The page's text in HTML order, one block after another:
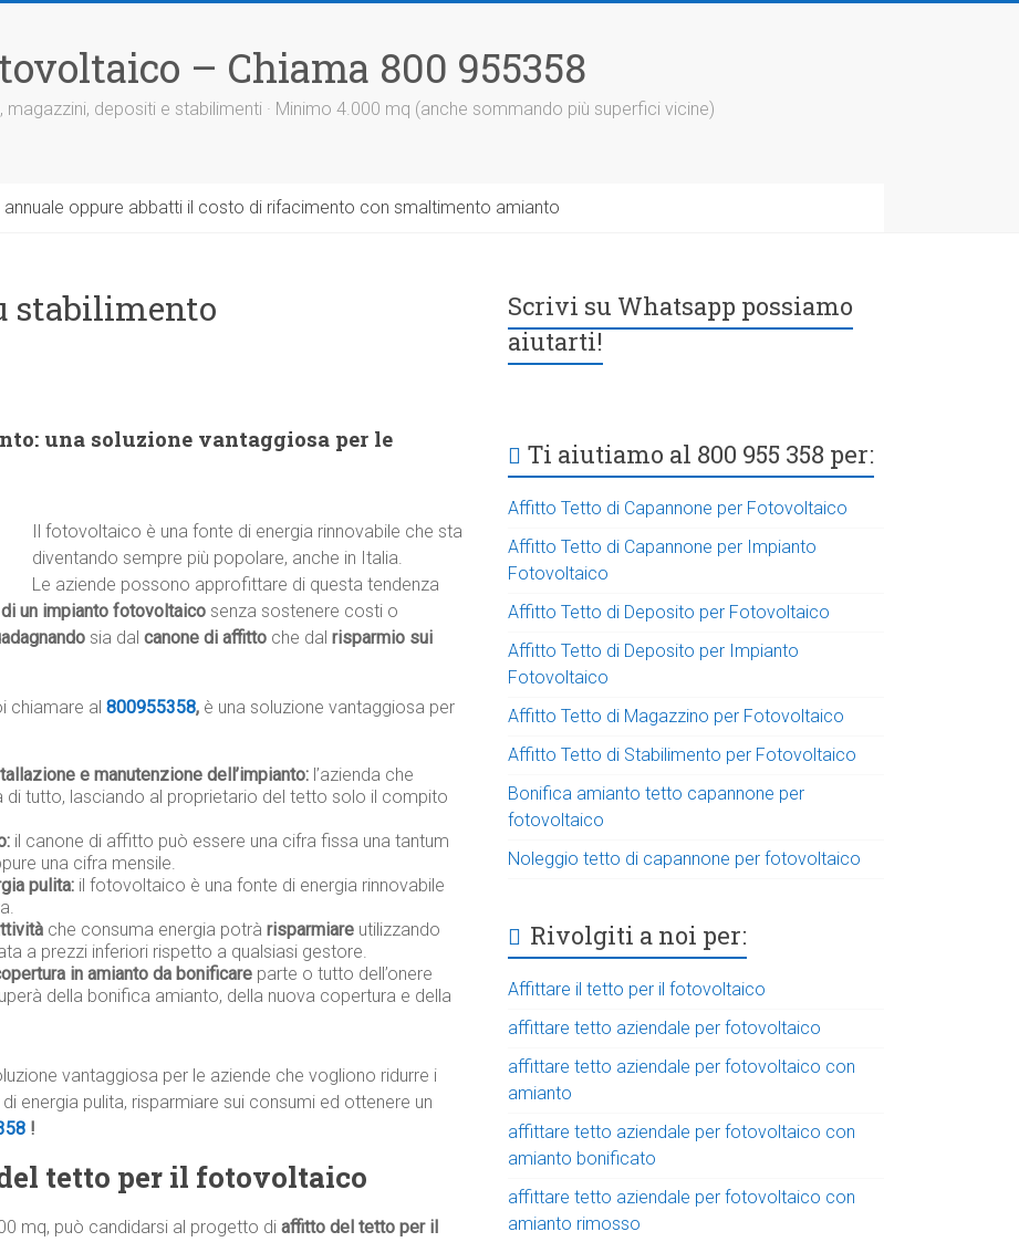
– Chiama 800 955358
depositi e stabilimenti · Minimo 4.000 mq (anche sommando più superfici vicine)
oppure abbatti il costo di rifacimento con smaltimento amianto
stabilimento
una soluzione vantaggiosa per le
Il fotovoltaico è una fonte di energia rinnovabile che sta
diventando sempre più popolare, anche in Italia.
Le aziende possono approfittare di questa tendenza
un impianto fotovoltaico senza sostenere costi o
sia dal canone di affitto che dal risparmio sui
chiamare al 800955358, è una soluzione vantaggiosa per
e manutenzione dell’impianto: l’azienda che
di tutto, lasciando al proprietario del tetto solo il compito
il canone di affitto può essere una cifra fissa una tantum
una cifra mensile.
pulita: il fotovoltaico è una fonte di energia rinnovabile
che consuma energia potrà risparmiare utilizzando
a prezzi inferiori rispetto a qualsiasi gestore.
in amianto da bonificare parte o tutto dell’onere
della bonifica amianto, della nuova copertura e della
vantaggiosa per le aziende che vogliono ridurre i
energia pulita, risparmiare sui consumi ed ottenere un
!
tetto per il fotovoltaico
mq, può candidarsi al progetto di affitto del tetto per il
Scrivi su Whatsapp possiamo
aiutarti!
Ti aiutiamo al 800 955 358 per:
Affitto Tetto di Capannone per Fotovoltaico
Affitto Tetto di Capannone per Impianto
Fotovoltaico
Affitto Tetto di Deposito per Fotovoltaico
Affitto Tetto di Deposito per Impianto
Fotovoltaico
Affitto Tetto di Magazzino per Fotovoltaico
Affitto Tetto di Stabilimento per Fotovoltaico
Bonifica amianto tetto capannone per
fotovoltaico
Noleggio tetto di capannone per fotovoltaico
Rivolgiti a noi per:
Affittare il tetto per il fotovoltaico
affittare tetto aziendale per fotovoltaico
affittare tetto aziendale per fotovoltaico con
amianto
affittare tetto aziendale per fotovoltaico con
amianto bonificato
affittare tetto aziendale per fotovoltaico con
amianto rimosso